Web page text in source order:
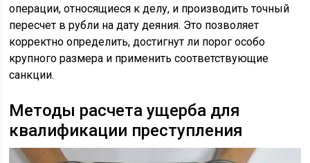
операции, относящиеся к делу, и производить точный
пересчет в рубли на дату деяния. Это позволяет
корректно определить, достигнут ли порог особо
крупного размера и применить соответствующие
санкции.
Методы расчета ущерба для
квалификации преступления